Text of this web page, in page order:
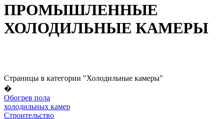
ПРОМЫШЛЕННЫЕ
ХОЛОДИЛЬНЫЕ КАМЕРЫ
Страницы в категории "Холодильные камеры"
�
Обогрев пола
холодильных камер
Строительство